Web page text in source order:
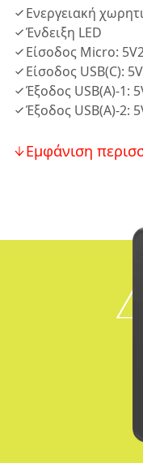
Ενεργειακή
Ένδειξη LED
Είσοδος Micro:
Είσοδος USB(C):
Έξοδος USB(A)-1:
Έξοδος USB(A)-2:
Εμφάνιση